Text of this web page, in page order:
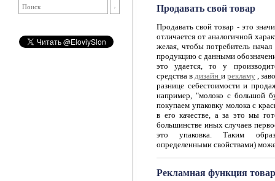
Продавать свой товар
Продавать свой товар - это
отличается от аналогичной
желая, чтобы потребитель
продукцию с данными
это удается, то у
средства вдизайн и рекламу,
разнице себестоимости и
например, "молоко с большой
покупаем упаковку молока с
в его качестве, а за это мы
большинстве иных случаев
это упаковка. Таким
определенными свойствами)
Рекламная функция